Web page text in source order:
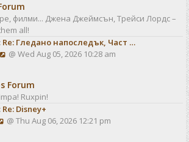
s
t
p
o
s
s
филми... Джена Джеймсън, Трейси Лордс –
all!
Re: Гледано напоследък, Част …
V
w
t
h
e
@ Wed Aug 05, 2026 10:28 am
Forum
Ruxpin!
Re: Disney+
V@ Thu Aug 06, 2026 12:21 pm